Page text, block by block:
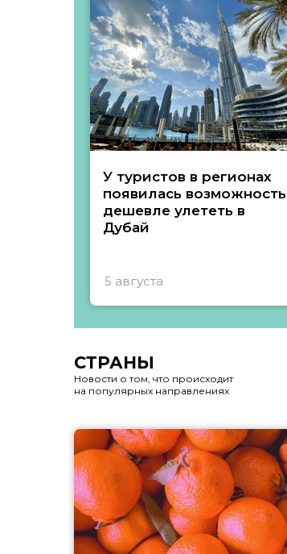
У туристов в регионах
появилась возможность
дешевле улететь в
Дубай
5 августа
СТРАНЫ
Новости о том, что происходит
на популярных направлениях